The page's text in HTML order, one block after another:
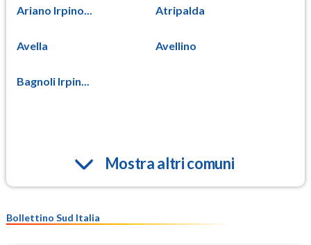
Ariano Irpino... Atripalda
Avella Avellino
Bagnoli Irpin...
Mostra altri comuni
Bollettino Sud Italia